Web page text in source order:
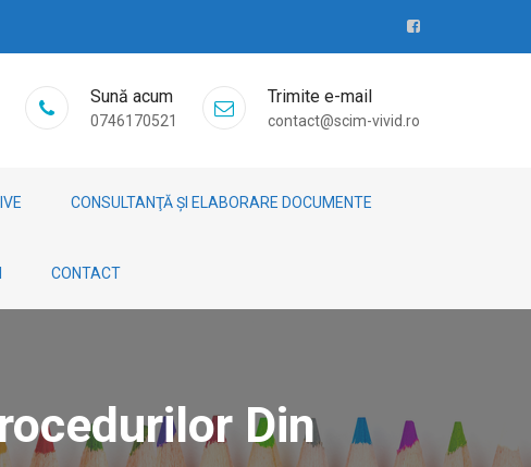
Sună acum
0746170521
Trimite e-mail
contact@scim-vivid.ro
CONSULTANŢĂ ȘI ELABORARE DOCUMENTE
CONTACT
Din